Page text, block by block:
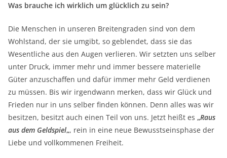
Was brauche ich wirklich um glücklich zu sein?
Die Menschen in unseren Breitengraden sind von dem
Wohlstand, der sie umgibt, so geblendet, dass sie das
Wesentliche aus den Augen verlieren. Wir setzten uns selber
unter Druck, immer mehr und immer bessere materielle
Güter anzuschaffen und dafür immer mehr Geld verdienen
zu müssen. Bis wir irgendwann merken, dass wir Glück und
Frieden nur in uns selber finden können. Denn alles was wir
besitzen, besitzt auch einen Teil von uns. Jetzt heißt es „Raus
aus dem Geldspiel„, rein in eine neue Bewusstseinsphase der
Liebe und vollkommenen Freiheit.